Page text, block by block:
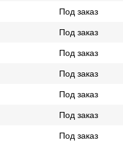
Под заказ
Под заказ
Под заказ
Под заказ
Под заказ
Под заказ
Под заказ